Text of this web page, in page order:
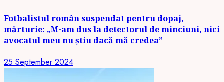
Fotbalistul român suspendat pentru dopaj,
mărturie: „M-am dus la detectorul de minciuni, nici
avocatul meu nu știu dacă mă credea”
25 September 2024